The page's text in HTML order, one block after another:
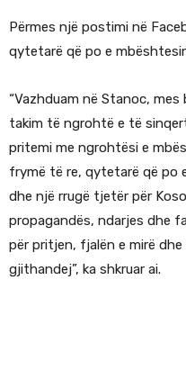
Përmes një postimi në
qytetarë që po e
“Vazhduam në Stanoc,
takim të ngrohtë e të
pritemi me ngrohtësi e
frymë të re, qytetarë që po
dhe një rrugë tjetër për
propagandës, ndarjes dhe
për pritjen, fjalën e mirë
gjithandej”, ka shkruar ai.